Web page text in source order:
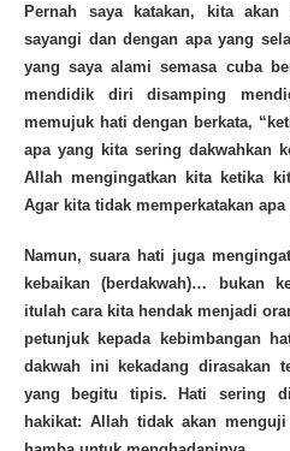
Pernah saya katakan, kita
sayangi dan dengan apa yang
yang saya alami semasa cuba
mendidik diri disamping
memujuk hati dengan berkata,
apa yang kita sering dakwahkan
Allah mengingatkan kita ketika
Agar kita tidak memperkatakan
Namun, suara hati juga
kebaikan (berdakwah)… bukan
itulah cara kita hendak menjadi
petunjuk kepada kebimbangan
dakwah ini kekadang dirasakan
yang begitu tipis. Hati sering
hakikat: Allah tidak akan